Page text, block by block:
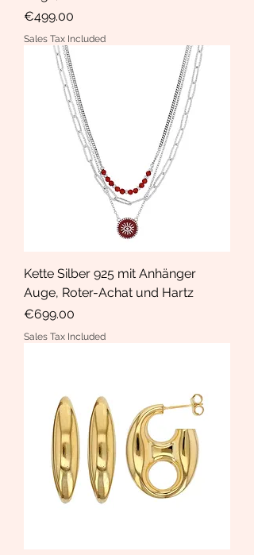
Price
€499.00
Sales Tax Included
Kette Silber 925 mit Anhänger
Auge, Roter-Achat und Hartz
Price
€699.00
Sales Tax Included